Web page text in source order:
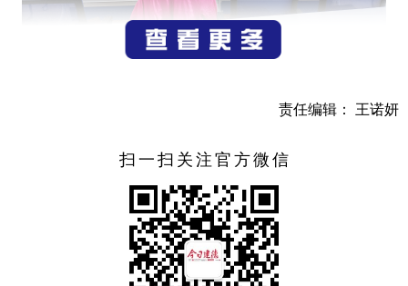
此次培训邀请到浙江省社会组织领军人才梅
理特征出发，结合社会组织工作的难点、特
作分析，引导学员感受社会组织参与社会治
责任编辑： 王诺妍
扫一扫关注官方微信